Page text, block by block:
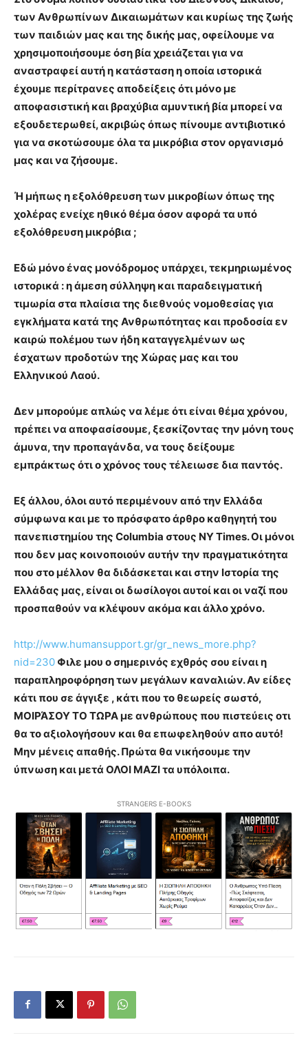
των Ανθρωπίνων Δικαιωμάτων και κυρίως της ζωής
των παιδιών μας και της δικής μας, οφείλουμε να
χρησιμοποιήσουμε όση βία χρειάζεται για να
αναστραφεί αυτή η κατάσταση η οποία ιστορικά
έχουμε περίτρανες αποδείξεις ότι μόνο με
αποφασιστική και βραχύβια αμυντική βία μπορεί να
εξουδετερωθεί, ακριβώς όπως πίνουμε αντιβιοτικό
για να σκοτώσουμε όλα τα μικρόβια στον οργανισμό
μας και να ζήσουμε.
Ή μήπως η εξολόθρευση των μικροβίων όπως της
χολέρας ενείχε ηθικό θέμα όσον αφορά τα υπό
εξολόθρευση μικρόβια ;
Εδώ μόνο ένας μονόδρομος υπάρχει, τεκμηριωμένος
ιστορικά : η άμεση σύλληψη και παραδειγματική
τιμωρία στα πλαίσια της διεθνούς νομοθεσίας για
εγκλήματα κατά της Ανθρωπότητας και προδοσία εν
καιρώ πολέμου των ήδη καταγγελμένων ως
έσχατων προδοτών της Χώρας μας και του
Ελληνικού Λαού.
Δεν μπορούμε απλώς να λέμε ότι είναι θέμα χρόνου,
πρέπει να αποφασίσουμε, ξεσκίζοντας την μόνη τους
άμυνα, την προπαγάνδα, να τους δείξουμε
εμπράκτως ότι ο χρόνος τους τέλειωσε δια παντός.
Εξ άλλου, όλοι αυτό περιμένουν από την Ελλάδα
σύμφωνα και με το πρόσφατο άρθρο καθηγητή του
πανεπιστημίου της Columbia στους ΝY Times. Οι μόνοι
που δεν μας κοινοποιούν αυτήν την πραγματικότητα
που στο μέλλον θα διδάσκεται και στην Ιστορία της
Ελλάδας μας, είναι οι δωσίλογοι αυτοί και οι ναζί που
προσπαθούν να κλέψουν ακόμα και άλλο χρόνο.
http://www.humansupport.gr/gr_news_more.php?
nid=230 Φιλε μου ο σημερινός εχθρός σου είναι η
παραπληροφόρηση των μεγάλων καναλιών. Αν είδες
κάτι που σε άγγιξε , κάτι που το θεωρείς σωστό,
ΜΟΙΡΆΣΟΥ ΤΟ ΤΩΡΑ με ανθρώπους που πιστεύεις οτι
θα το αξιολογήσουν και θα επωφεληθούν απο αυτό!
Μην μένεις απαθής. Πρώτα θα νικήσουμε την
ύπνωση και μετά ΟΛΟΙ ΜΑΖΙ τα υπόλοιπα.
STRANGERS E-BOOKS